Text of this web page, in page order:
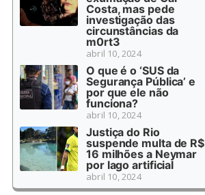
Costa, mas pede
investigação das
circunstâncias da
m0rt3
abril 10, 2024
O que é o ‘SUS da
Segurança Pública’ e
por que ele não
funciona?
abril 10, 2024
Justiça do Rio
suspende multa de R$
16 milhões a Neymar
por lago artificial
abril 10, 2024